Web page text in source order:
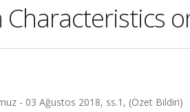
- 03 Ağustos 2018, ss.1, (Özet Bildiri)